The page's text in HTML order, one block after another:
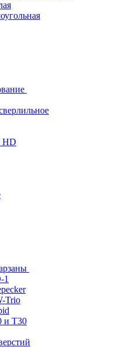
HD
1
Trio
и Т30